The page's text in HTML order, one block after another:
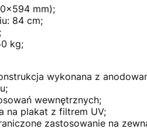
mm);
84 cm;
kg;
wykonana z
wewnętrznych;
na plakat z filtrem UV;
zastosowanie na